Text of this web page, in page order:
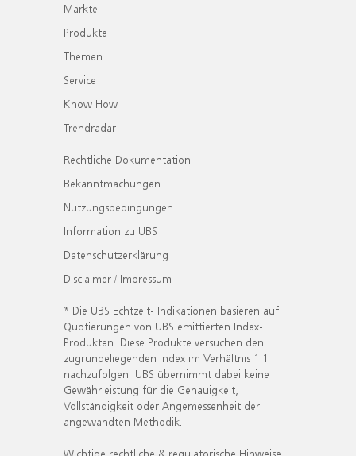
Märkte
Produkte
Themen
Service
Know How
Trendradar
Rechtliche Dokumentation
Bekanntmachungen
Nutzungsbedingungen
Information zu UBS
Datenschutzerklärung
Disclaimer / Impressum
* Die UBS Echtzeit- Indikationen basieren auf
Quotierungen von UBS emittierten Index-
Produkten. Diese Produkte versuchen den
zugrundeliegenden Index im Verhältnis 1:1
nachzufolgen. UBS übernimmt dabei keine
Gewährleistung für die Genauigkeit,
Vollständigkeit oder Angemessenheit der
angewandten Methodik.